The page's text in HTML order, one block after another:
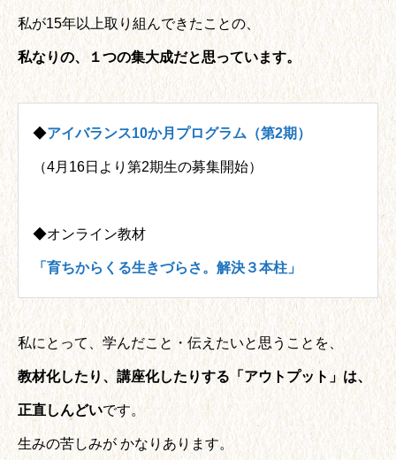
私が15年以上取り組んできたことの、
私なりの、１つの集大成だと思っています。
◆アイバランス10か月プログラム（第2期）
（4月16日より第2期生の募集開始）
◆オンライン教材
「育ちからくる生きづらさ。解決３本柱」
私にとって、学んだこと・伝えたいと思うことを、
教材化したり、講座化したりする「アウトプット」は、
正直しんどいです。
生みの苦しみが かなりあります。